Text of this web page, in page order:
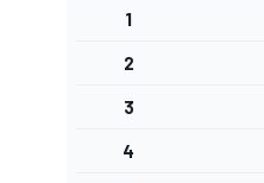
1
2
3
4